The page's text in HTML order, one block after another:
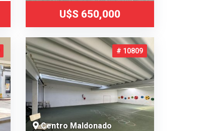
U$S 650,000
# 10809
Centro Maldonado